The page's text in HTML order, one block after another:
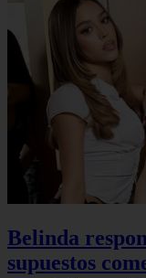
Belinda
supuestos